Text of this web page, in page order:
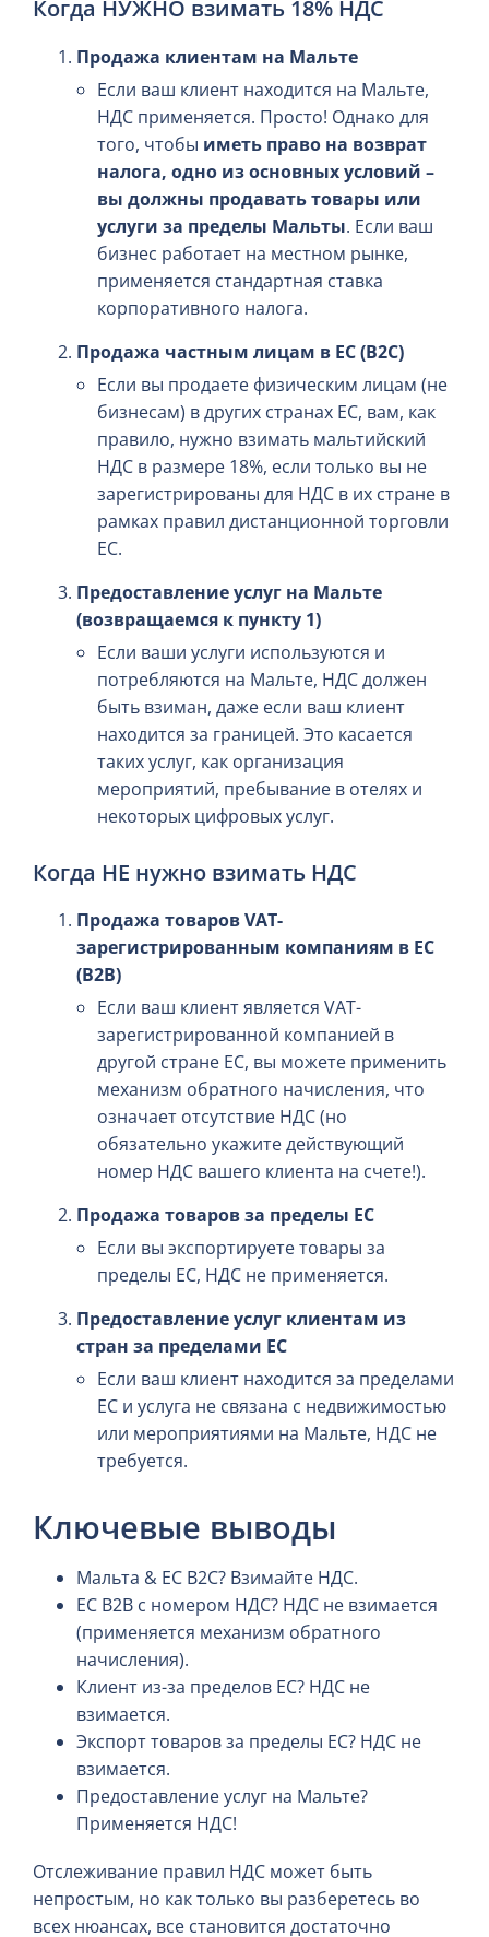
Когда НУЖНО взимать 18% НДС
Продажа клиентам на Мальте
Если ваш клиент находится на Мальте,
НДС применяется. Просто! Однако для
того, чтобы иметь право на возврат
налога, одно из основных условий –
вы должны продавать товары или
услуги за пределы Мальты. Если ваш
бизнес работает на местном рынке,
применяется стандартная ставка
корпоративного налога.
Продажа частным лицам в ЕС (B2C)
Если вы продаете физическим лицам (не
бизнесам) в других странах ЕС, вам, как
правило, нужно взимать мальтийский
НДС в размере 18%, если только вы не
зарегистрированы для НДС в их стране в
рамках правил дистанционной торговли
ЕС.
Предоставление услуг на Мальте
(возвращаемся к пункту 1)
Если ваши услуги используются и
потребляются на Мальте, НДС должен
быть взиман, даже если ваш клиент
находится за границей. Это касается
таких услуг, как организация
мероприятий, пребывание в отелях и
некоторых цифровых услуг.
Когда НЕ нужно взимать НДС
Продажа товаров VAT-
зарегистрированным компаниям в ЕС
(B2B)
Если ваш клиент является VAT-
зарегистрированной компанией в
другой стране ЕС, вы можете применить
механизм обратного начисления, что
означает отсутствие НДС (но
обязательно укажите действующий
номер НДС вашего клиента на счете!).
Продажа товаров за пределы ЕС
Если вы экспортируете товары за
пределы ЕС, НДС не применяется.
Предоставление услуг клиентам из
стран за пределами ЕС
Если ваш клиент находится за пределами
ЕС и услуга не связана с недвижимостью
или мероприятиями на Мальте, НДС не
требуется.
Ключевые выводы
Мальта & ЕС B2C? Взимайте НДС.
ЕС B2B с номером НДС? НДС не взимается
(применяется механизм обратного
начисления).
Клиент из-за пределов ЕС? НДС не
взимается.
Экспорт товаров за пределы ЕС? НДС не
взимается.
Предоставление услуг на Мальте?
Применяется НДС!
Отслеживание правил НДС может быть
непростым, но как только вы разберетесь во
всех нюансах, все становится достаточно